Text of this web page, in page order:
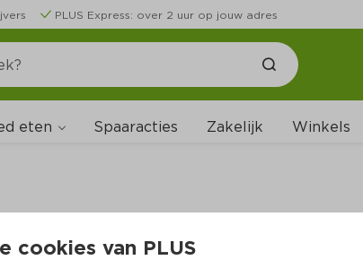
PLUS Express: over 2 uur op jouw adres
eten Spaaracties Zakelijk Winkels
cookies van PLUS